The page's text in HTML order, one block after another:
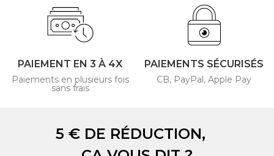
PAIEMENT EN 3 À 4X
Paiements en plusieurs fois
sans frais
PAIEMENTS SÉCURISÉS
CB, PayPal, Apple Pay
5 € DE RÉDUCTION,